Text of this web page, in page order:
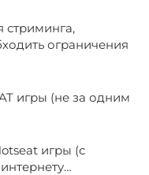
стриминга,
ограничения
игры (не за одним
игры (с